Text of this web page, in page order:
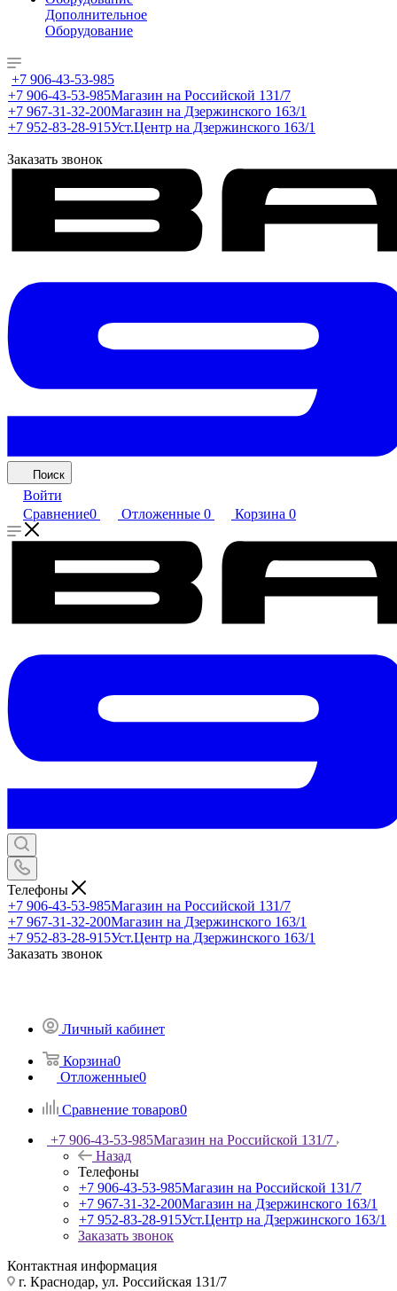
Дополнительное
Оборудование
+7 906-43-53-985
+7 906-43-53-985Магазин на Российской 131/7
+7 967-31-32-200Магазин на Дзержинского 163/1
+7 952-83-28-915Уст.Центр на Дзержинского 163/1
Заказать звонок
Поиск
Войти
Сравнение0 Отложенные 0 Корзина 0
Телефоны
+7 906-43-53-985Магазин на Российской 131/7
+7 967-31-32-200Магазин на Дзержинского 163/1
+7 952-83-28-915Уст.Центр на Дзержинского 163/1
Заказать звонок
Личный кабинет
Корзина0
Отложенные0
Сравнение товаров0
+7 906-43-53-985Магазин на Российской 131/7
Назад
Телефоны
+7 906-43-53-985Магазин на Российской 131/7
+7 967-31-32-200Магазин на Дзержинского 163/1
+7 952-83-28-915Уст.Центр на Дзержинского 163/1
Заказать звонок
Контактная информация
г. Краснодар, ул. Российская 131/7